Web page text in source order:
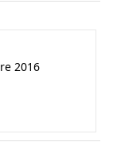
2016